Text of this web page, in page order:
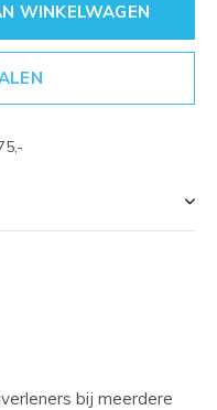
WINKELWAGEN
bij meerdere